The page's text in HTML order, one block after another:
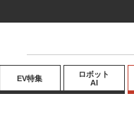
EV特集
ロボット
AI